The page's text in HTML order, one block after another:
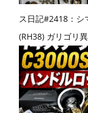
ス日記#2418：シ
(RH38) ガリゴリ